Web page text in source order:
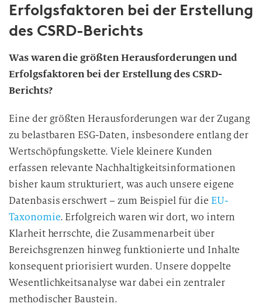
Erfolgsfaktoren bei der Erstellung
des CSRD-Berichts
Was waren die größten Herausforderungen und
Erfolgsfaktoren bei der Erstellung des CSRD-
Berichts?
Eine der größten Herausforderungen war der Zugang
zu belastbaren ESG-Daten, insbesondere entlang der
Wertschöpfungskette. Viele kleinere Kunden
erfassen relevante Nachhaltigkeitsinformationen
bisher kaum strukturiert, was auch unsere eigene
Datenbasis erschwert – zum Beispiel für die EU-
Taxonomie. Erfolgreich waren wir dort, wo intern
Klarheit herrschte, die Zusammenarbeit über
Bereichsgrenzen hinweg funktionierte und Inhalte
konsequent priorisiert wurden. Unsere doppelte
Wesentlichkeitsanalyse war dabei ein zentraler
methodischer Baustein.